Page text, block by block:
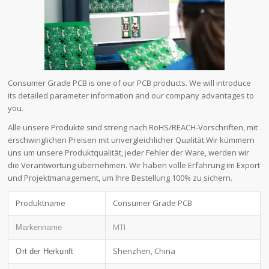
Consumer Grade PCB is one of our PCB products. We will introduce
its detailed parameter information and our company advantages to
you.
Alle unsere Produkte sind streng nach RoHS/REACH-Vorschriften, mit
erschwinglichen Preisen mit unvergleichlicher Qualität.Wir kümmern
uns um unsere Produktqualität, jeder Fehler der Ware, werden wir
die Verantwortung übernehmen. Wir haben volle Erfahrung im Export
und Projektmanagement, um Ihre Bestellung 100% zu sichern.
Produktname Consumer Grade PCB
Markenname MTI
Ort der Herkunft Shenzhen, China